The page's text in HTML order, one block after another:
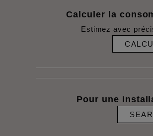
Calculer la
Estimez avec
Pour une